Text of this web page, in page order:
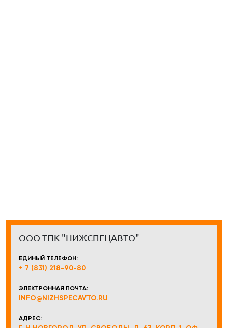
ООО ТПК "НИЖСПЕЦАВТО"
ЕДИНЫЙ ТЕЛЕФОН:
+ 7 (831) 218-90-80
ЭЛЕКТРОННАЯ ПОЧТА:
INFO@NIZHSPECAVTO.RU
АДРЕС: